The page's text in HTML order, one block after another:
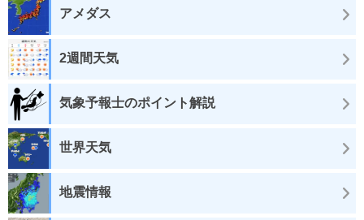
アメダス
2週間天気
気象予報士のポイント解説
世界天気
地震情報